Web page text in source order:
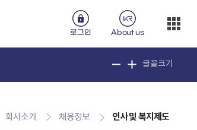
로그인 About us
글꼴크기
회사소개 채용정보 인사 및 복지제도